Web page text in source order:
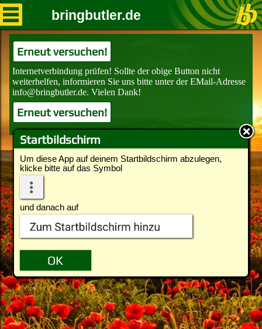
Startbildschirm
Um diese App auf deinem Startbildschirm abzulegen,
klicke bitte auf das Symbol
und danach auf
bringbutler.de
Erneut versuchen!
Erneut versuchen!